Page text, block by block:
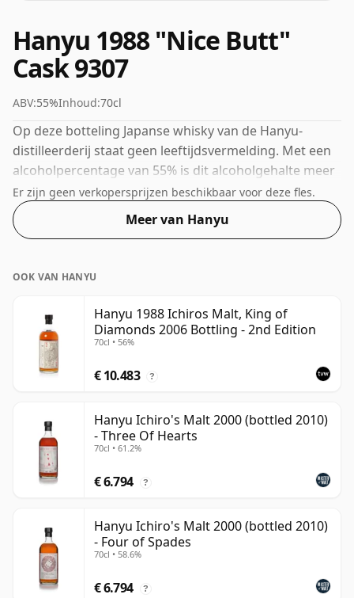
Hanyu 1988 "Nice Butt"
Cask 9307
ABV:55%Inhoud:70cl
Op deze botteling Japanse whisky van de Hanyu-
distilleerderij staat geen leeftijdsvermelding. Met een
alcoholpercentage van 55% is dit alcoholgehalte meer
dan acceptabel. Gebotteld in de
standaardafgiftegrootte van 70cl.
Er zijn geen verkopersprijzen beschikbaar voor deze fles.
Meer van Hanyu
OOK VAN HANYU
Hanyu 1988 Ichiros Malt, King of
Diamonds 2006 Bottling - 2nd Edition
70cl • 56%
€ 10.483 ?
Hanyu Ichiro's Malt 2000 (bottled 2010)
- Three Of Hearts
70cl • 61.2%
€ 6.794 ?
Hanyu Ichiro's Malt 2000 (bottled 2010)
- Four of Spades
70cl • 58.6%
€ 6.794 ?